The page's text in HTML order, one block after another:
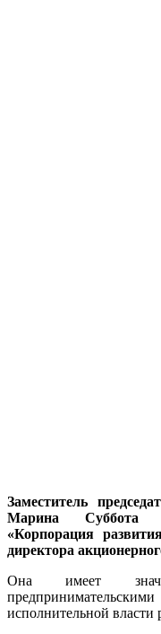
Заместитель
Марина Суббота
«Корпорация
директора
Она имеет
исполнительной власти